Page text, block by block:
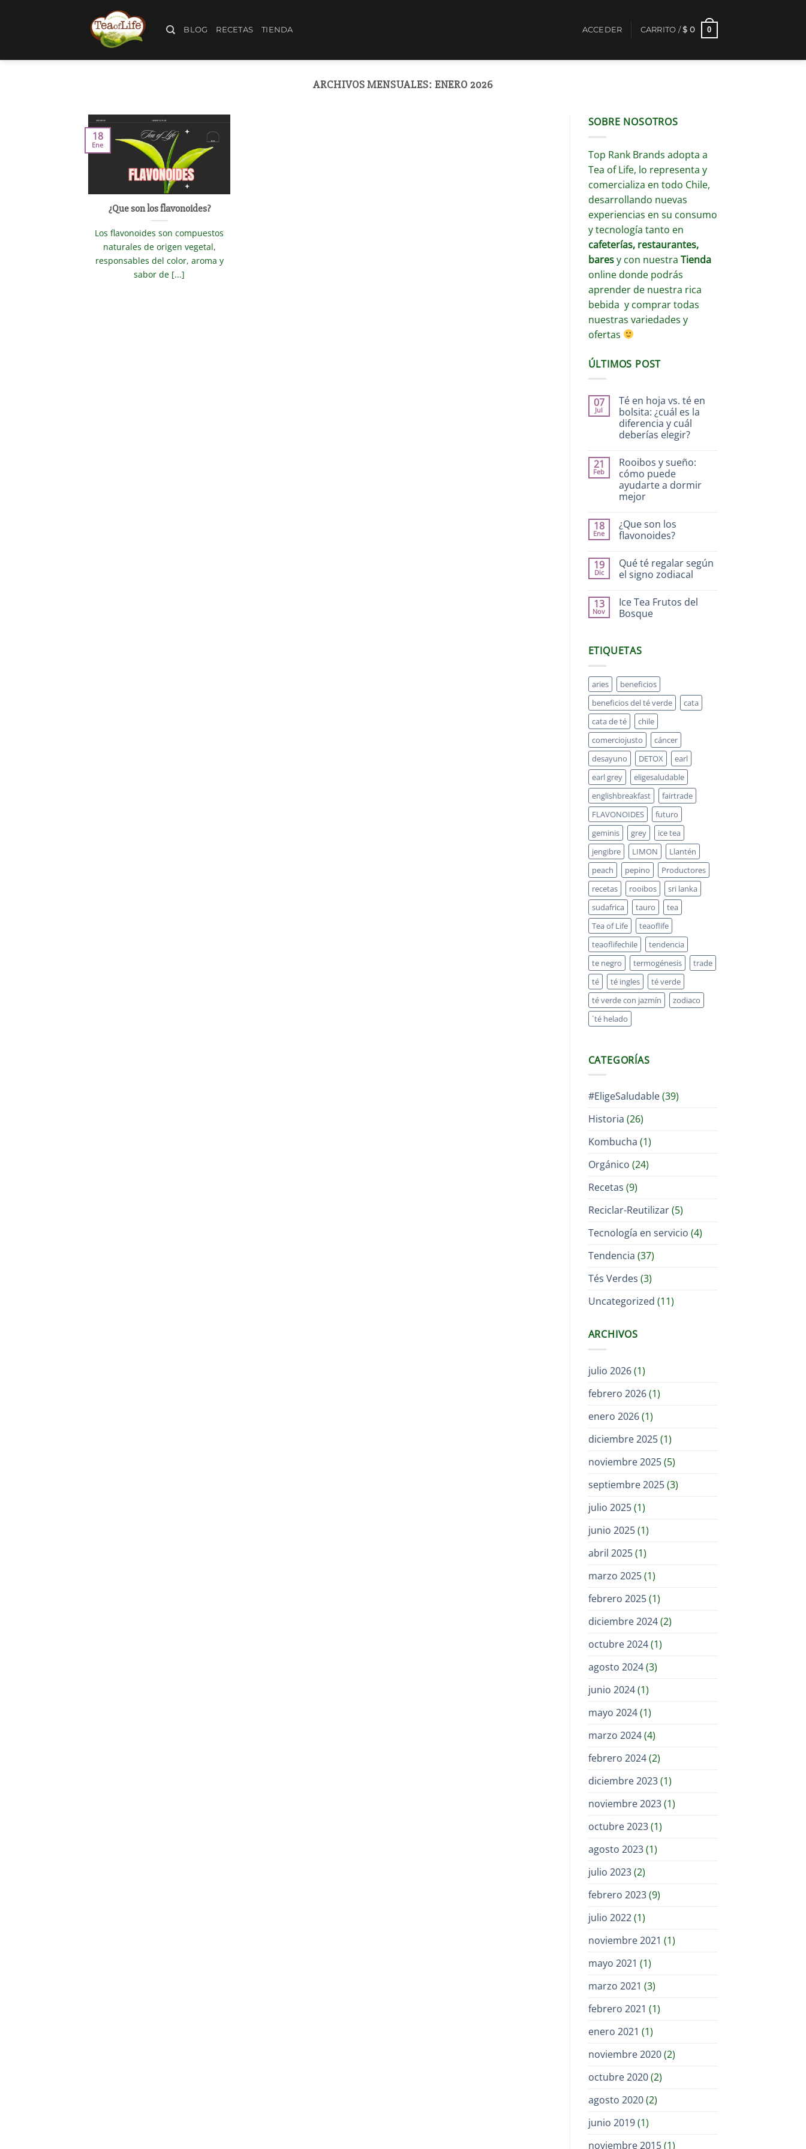
BLOG RECETAS TIENDA ACCEDER CARRITO /$ 0 0
ARCHIVOS MENSUALES: ENERO 2026
¿Que son los flavonoides?
Los flavonoides son compuestos
naturales de origen vegetal,
responsables del color, aroma y
sabor de [...]
18
Ene
SOBRE NOSOTROS
Top Rank Brands adopta a
Tea of Life, lo representa y
comercializa en todo Chile,
desarrollando nuevas
experiencias en su consumo
y tecnología tanto en
cafeterías, restaurantes,
baresy con nuestra Tienda
online donde podrás
aprender de nuestra rica
bebida y comprar todas
nuestras variedades y
ofertas
ÚLTIMOS POST
07
Jul
Té en hoja vs. té en
bolsita: ¿cuál es la
diferencia y cuál
deberías elegir?
21
Feb
Rooibos y sueño:
cómo puede
ayudarte a dormir
mejor
18
Ene
¿Que son los
flavonoides?
19
Dic
Qué té regalar según
el signo zodiacal
13
Nov
Ice Tea Frutos del
Bosque
ETIQUETAS
aries
beneficios
beneficios del té verde
cata
cata de té
chile
comerciojusto
cáncer
desayuno
DETOX
earl
earl grey
eligesaludable
englishbreakfast
fairtrade
FLAVONOIDES
futuro
geminis
grey
ice tea
jengibre
LIMON
Llantén
peach
pepino
Productores
recetas
rooibos
sri lanka
sudafrica
tauro
tea
Tea of Life
teaoflife
teaoflifechile
tendencia
te negro
termogénesis
trade
té
té ingles
té verde
té verde con jazmín
zodiaco
´té helado
CATEGORÍAS
#EligeSaludable(39)
Historia (26)
Kombucha (1)
Orgánico (24)
Recetas (9)
Reciclar-Reutilizar(5)
Tecnología en servicio (4)
Tendencia (37)
Tés Verdes (3)
Uncategorized (11)
ARCHIVOS
julio 2026(1)
febrero 2026(1)
enero 2026(1)
diciembre 2025(1)
noviembre 2025(5)
septiembre 2025(3)
julio 2025(1)
junio 2025(1)
abril 2025(1)
marzo 2025(1)
febrero 2025(1)
diciembre 2024(2)
octubre 2024(1)
agosto 2024(3)
junio 2024(1)
mayo 2024(1)
marzo 2024(4)
febrero 2024(2)
diciembre 2023(1)
noviembre 2023(1)
octubre 2023(1)
agosto 2023(1)
julio 2023(2)
febrero 2023(9)
julio 2022(1)
noviembre 2021 (1)
mayo 2021 (1)
marzo 2021 (3)
febrero 2021 (1)
enero 2021 (1)
noviembre 2020(2)
octubre 2020(2)
agosto 2020(2)
junio 2019(1)
noviembre 2015(1)